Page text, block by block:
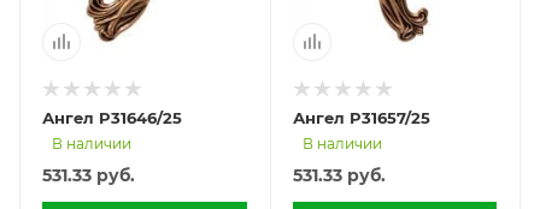
Ангел P31646/25
В наличии
531.33 руб.
Ангел P31657/25
В наличии
531.33руб.